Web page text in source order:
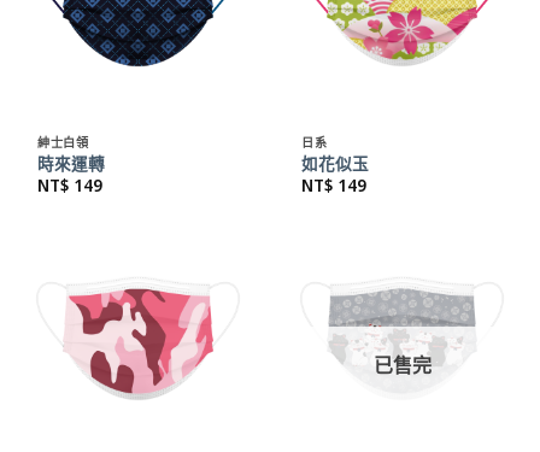
紳士白領
時來運轉
NT$ 149
日系
如花似玉
NT$ 149
已售完